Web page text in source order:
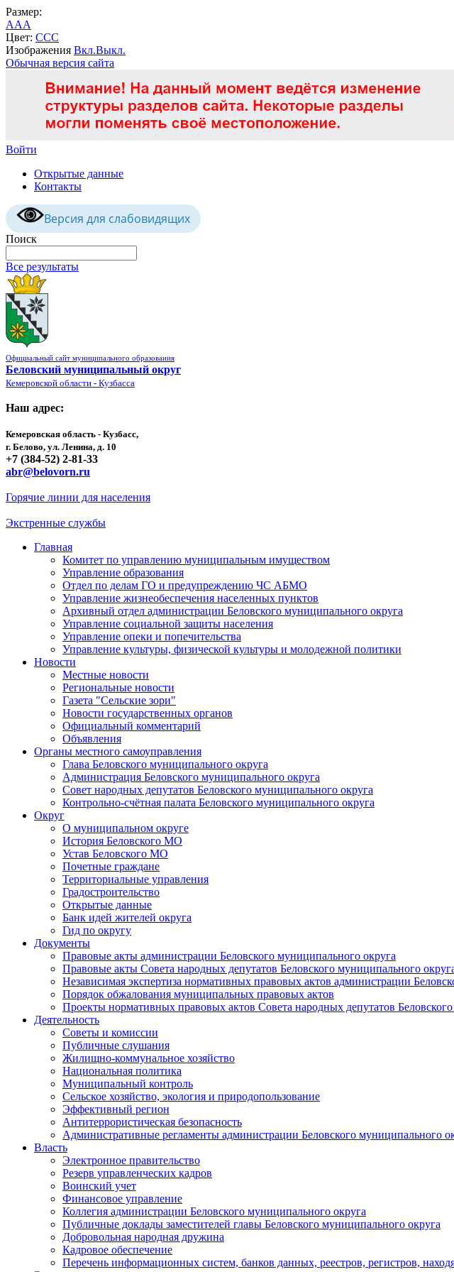
Размер:
AAA
Цвет: CCC
Изображения Вкл.Выкл.
Обычная версия сайта
Войти
Открытые данные
Контакты
Версия для слабовидящих
Поиск
Все результаты
Официальный сайт муниципального образования
Беловский муниципальный округ
Кемеровской области - Кузбасса
Наш адрес:
Кемеровская область - Кузбасс,
г. Белово, ул. Ленина, д. 10
+7 (384-52) 2-81-33
abr@belovorn.ru
Горячие линии для населения
Экстренные службы
Главная
Комитет по управлению муниципальным имуществом
Управление образования
Отдел по делам ГО и предупреждению ЧС АБМО
Управление жизнеобеспечения населенных пунктов
Архивный отдел администрации Беловского муниципального округа
Управление социальной защиты населения
Управление опеки и попечительства
Управление культуры, физической культуры и молодежной политики
Новости
Местные новости
Региональные новости
Газета "Сельские зори"
Новости государственных органов
Официальный комментарий
Объявления
Органы местного самоуправления
Глава Беловского муниципального округа
Администрация Беловского муниципального округа
Совет народных депутатов Беловского муниципального округа
Контрольно-счётная палата Беловского муниципального округа
Округ
О муниципальном округе
История Беловского МО
Устав Беловского МО
Почетные граждане
Территориальные управления
Градостроительство
Открытые данные
Банк идей жителей округа
Гид по округу
Документы
Правовые акты администрации Беловского муниципального округа
Правовые акты Совета народных депутатов Беловского муниципального
Независимая экспертиза нормативных правовых актов администрации
Порядок обжалования муниципальных правовых актов
Проекты нормативных правовых актов Совета народных депутатов
Деятельность
Советы и комиссии
Публичные слушания
Жилищно-коммунальное хозяйство
Национальная политика
Муниципальный контроль
Сельское хозяйство, экология и природопользование
Эффективный регион
Антитеррористическая безопасность
Административные регламенты администрации Беловского муниципального
Власть
Электронное правительство
Резерв управленческих кадров
Воинский учет
Финансовое управление
Коллегия администрации Беловского муниципального округа
Публичные доклады заместителей главы Беловского муниципального округа
Добровольная народная дружина
Кадровое обеспечение
Перечень информационных систем, банков данных, реестров, регистров,